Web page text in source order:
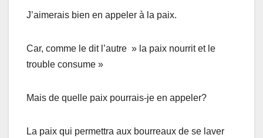
J’aimerais bien en appeler à la paix.
Car, comme le dit l’autre » la paix nourrit et le
trouble consume »
Mais de quelle paix pourrais-je en appeler?
La paix qui permettra aux bourreaux de se laver